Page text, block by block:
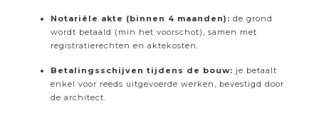
Notariële akte (binnen 4 maanden):de grond
wordt betaald (min het voorschot), samen met
registratierechten en aktekosten.
Betalingsschijven tijdens de bouw: je betaalt
enkel voor reeds uitgevoerde werken, bevestigd door
de architect.